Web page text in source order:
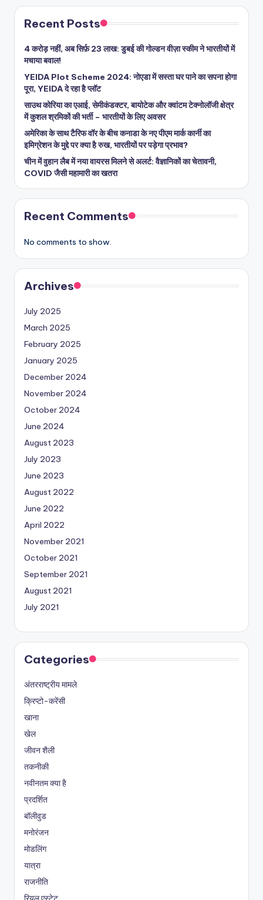
Recent Posts
4 करोड़ नहीं, अब सिर्फ़ 23 लाख: डुबई की गोल्डन वीज़ा स्कीम ने भारतीयों में
मचाया बवाल!
YEIDA Plot Scheme 2024: नोएडा में सस्ता घर पाने का सपना होगा
पूरा, YEIDA दे रहा है प्लॉट
साउथ कोरिया का एआई, सेमीकंडक्टर, बायोटेक और क्वांटम टेक्नोलॉजी क्षेत्र
में कुशल श्रमिकों की भर्ती – भारतीयों के लिए अवसर
अमेरिका के साथ टैरिफ वॉर के बीच कनाडा के नए पीएम मार्क कार्नी का
इमिग्रेशन के मुद्दे पर क्या है रुख, भारतीयों पर पड़ेगा प्रभाव?
चीन में वुहान लैब में नया वायरस मिलने से अलर्ट: वैज्ञानिकों का चेतावनी,
COVID जैसी महामारी का खतरा
Recent Comments
No comments to show.
Archives
July 2025
March 2025
February 2025
January 2025
December 2024
November 2024
October 2024
June 2024
August 2023
July 2023
June 2023
August 2022
June 2022
April 2022
November 2021
October 2021
September 2021
August 2021
July 2021
Categories
अंतरराष्ट्रीय मामले
क्रिप्टो-करेंसी
खाना
खेल
जीवन शैली
तकनीकी
नवीनतम क्या है
प्रदर्शित
बॉलीवुड
मनोरंजन
मोडलिंग
यात्रा
राजनीति